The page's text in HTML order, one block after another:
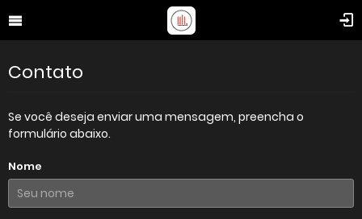
Contato
Se você deseja enviar uma mensagem, preencha o
formulário abaixo.
Nome